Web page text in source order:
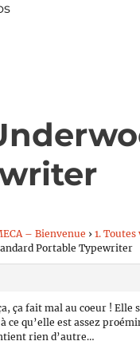
– Bienvenue › 1.
Portable Typewriter
ça fait mal au coeur !
ce qu’elle est assez
rien d’autre…